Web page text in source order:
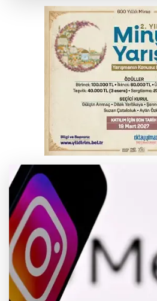
Serbest piyasada
Yargıtay’dan
Bursa’da bugün
Osmangazi’de iş